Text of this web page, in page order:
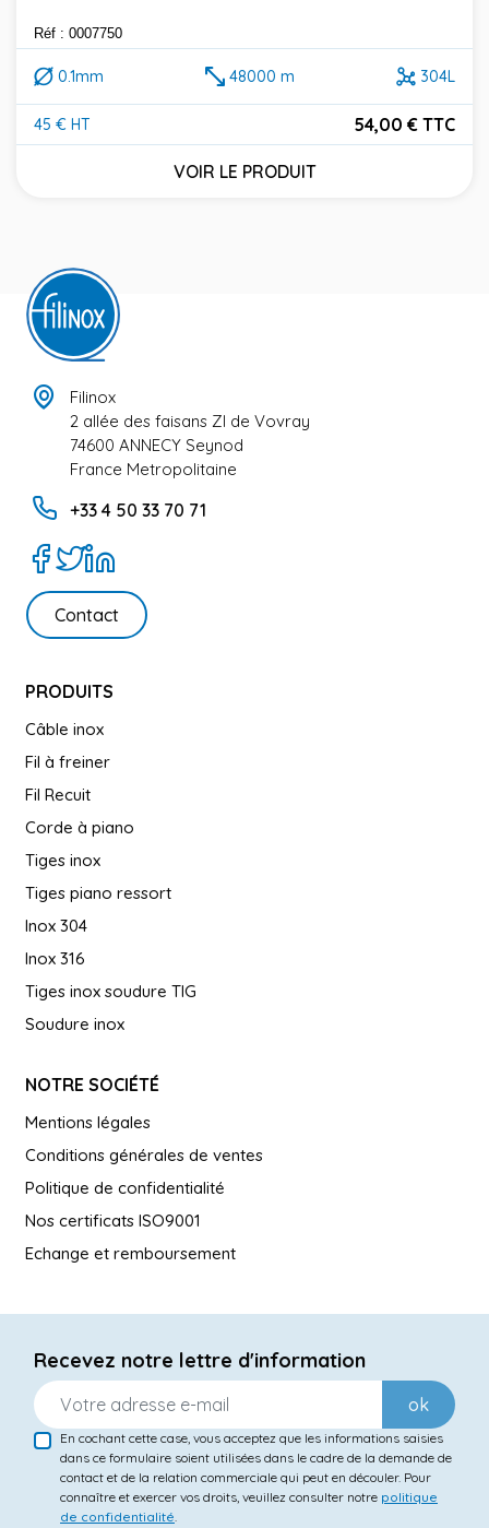
Réf : 0007750
0.1mm 48000 m 304L
45 € HT
Prix
54,00 € TTC
VOIR LE PRODUIT
Filinox
2 allée des faisans ZI de Vovray
74600 ANNECY Seynod
France Metropolitaine
+33 4 50 33 70 71
Contact
PRODUITS
Câble inox
Fil à freiner
Fil Recuit
Corde à piano
Tiges inox
Tiges piano ressort
Inox 304
Inox 316
Tiges inox soudure TIG
Soudure inox
NOTRE SOCIÉTÉ
Mentions légales
Conditions générales de ventes
Politique de confidentialité
Nos certificats ISO9001
Echange et remboursement
Recevez notre lettre d'information
ok
En cochant cette case, vous acceptez que les informations saisies
dans ce formulaire soient utilisées dans le cadre de la demande de
contact et de la relation commerciale qui peut en découler. Pour
connaître et exercer vos droits, veuillez consulter notre politique
de confidentialité.